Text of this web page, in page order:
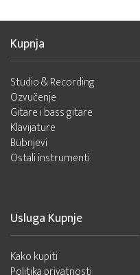
Kupnja
Studio & Recording
Ozvučenje
Gitare i bass gitare
Klavijature
Bubnjevi
Ostali instrumenti
Usluga Kupnje
Kako kupiti